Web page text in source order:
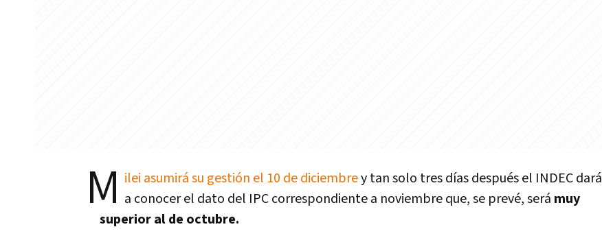
M ilei asumirá su gestión el 10 de diciembrey tan solo tres días después el INDEC dará
a conocer el dato del IPC correspondiente a noviembre que, se prevé, será muy
superior al de octubre.